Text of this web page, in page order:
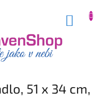
51 x 34 cm,